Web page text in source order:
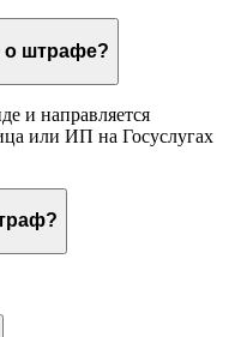
о штрафе?
и направляется
или ИП на Госуслугах